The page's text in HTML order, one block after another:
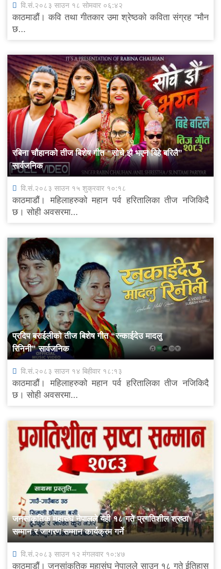
वि.सं.२०८३ साउन १८ सोमवार ०६:४२
काठमाडौं। कवि तथा गीतकार उमा श्रेष्ठको कविता संग्रह "मौन
छ...
रबिना चौहानको तीज बिशेष गीत “सोचे झै भएन बिहे बरिलै”
सार्वजनिक
वि.सं.२०८३ साउन १५ शुक्रवार १०:१८
काठमाडौं। महिलाहरुको महान पर्व हरितालिका तीज नजिकिदै
छ। सोही अवसरमा...
प्रदिप बराईलीको तीज बिशेष गीत “रन्काईदेउ मादलु
रिनिनी” सार्वजनिक
वि.सं.२०८३ साउन १४ बिहीवार १८:१३
काठमाडौं। महिलाहरुको महान पर्व हरितालिका तीज नजिकिदै
छ। सोही अवसरमा...
जनसांकृतिक महासंघ नेपालले यही १८ गते प्रगतिशील श्रष्ठा
सम्मान र जागरण सम्मान कार्यक्रम गर्ने
वि.सं.२०८३ साउन १२ मंगलवार १०:४७
काठमाडौं। जनसांकृतिक महासंघ नेपालले साउन १८ गते ईतिहास